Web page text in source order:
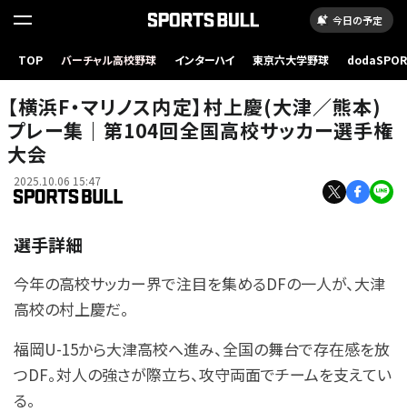
今日の予定
TOP バーチャル高校野球 インターハイ 東京六大学野球
【横浜F・マリノス内定】村上慶(大津／熊本)
プレー集｜第104回全国高校サッカー選手権
大会
2025.10.06 15:47
選手詳細
今年の高校サッカー界で注目を集めるDFの一人が、大津
高校の村上慶だ。
福岡U-15から大津高校へ進み、全国の舞台で存在感を放
つDF。対人の強さが際立ち、攻守両面でチームを支えてい
る。